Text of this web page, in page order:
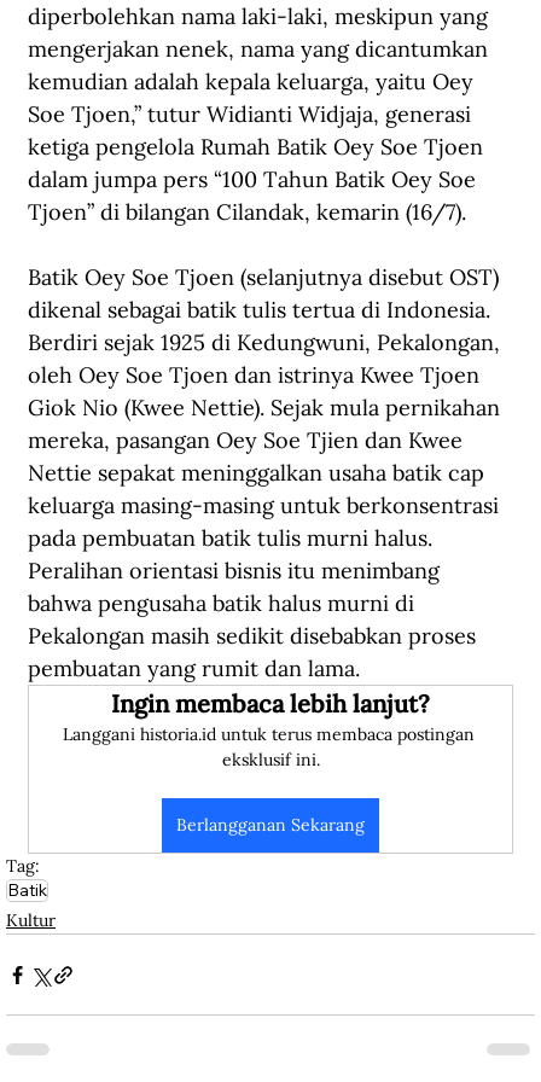
diperbolehkan nama laki-laki, meskipun yang
mengerjakan nenek, nama yang dicantumkan
kemudian adalah kepala keluarga, yaitu Oey
Soe Tjoen,” tutur Widianti Widjaja, generasi
ketiga pengelola Rumah Batik Oey Soe Tjoen
dalam jumpa pers “100 Tahun Batik Oey Soe
Tjoen” di bilangan Cilandak, kemarin (16/7).
Batik Oey Soe Tjoen (selanjutnya disebut OST)
dikenal sebagai batik tulis tertua di Indonesia.
Berdiri sejak 1925 di Kedungwuni, Pekalongan,
oleh Oey Soe Tjoen dan istrinya Kwee Tjoen
Giok Nio (Kwee Nettie). Sejak mula pernikahan
mereka, pasangan Oey Soe Tjien dan Kwee
Nettie sepakat meninggalkan usaha batik cap
keluarga masing-masing untuk berkonsentrasi
pada pembuatan batik tulis murni halus.
Peralihan orientasi bisnis itu menimbang
bahwa pengusaha batik halus murni di
Pekalongan masih sedikit disebabkan proses
pembuatan yang rumit dan lama.
Ingin membaca lebih lanjut?
Langgani historia.id untuk terus membaca postingan
eksklusif ini.
Berlangganan Sekarang
Tag:
Batik
Kultur